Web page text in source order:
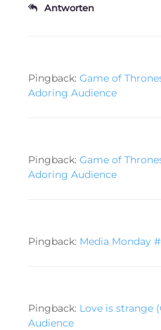
Antworten
Pingback: Game of
Adoring Audience
Pingback: Game of
Adoring Audience
Pingback: Media Monday
Pingback: Love is strange
Audience